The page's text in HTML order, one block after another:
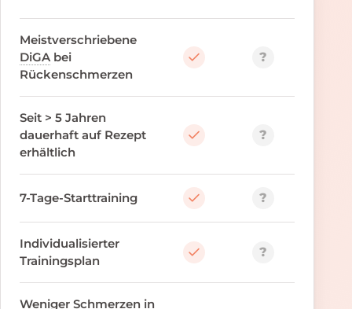
Meistverschriebene
DiGA bei
Rückenschmerzen
?
Seit > 5 Jahren
dauerhaft auf Rezept
erhältlich
?
7-Tage-Starttraining ?
Individualisierter
Trainingsplan
?
Weniger Schmerzen in